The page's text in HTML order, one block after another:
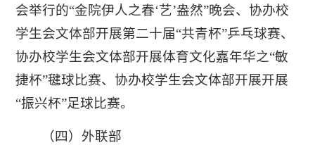
会举行的“金院伊人之春‘艺’盎然”晚会、协办校
学生会文体部开展第二十届“共青杯”乒乓球赛、
协办校学生会文体部开展体育文化嘉年华之“敏
捷杯”毽球比赛、协办校学生会文体部开展开展
“振兴杯”足球比赛。
（四）外联部